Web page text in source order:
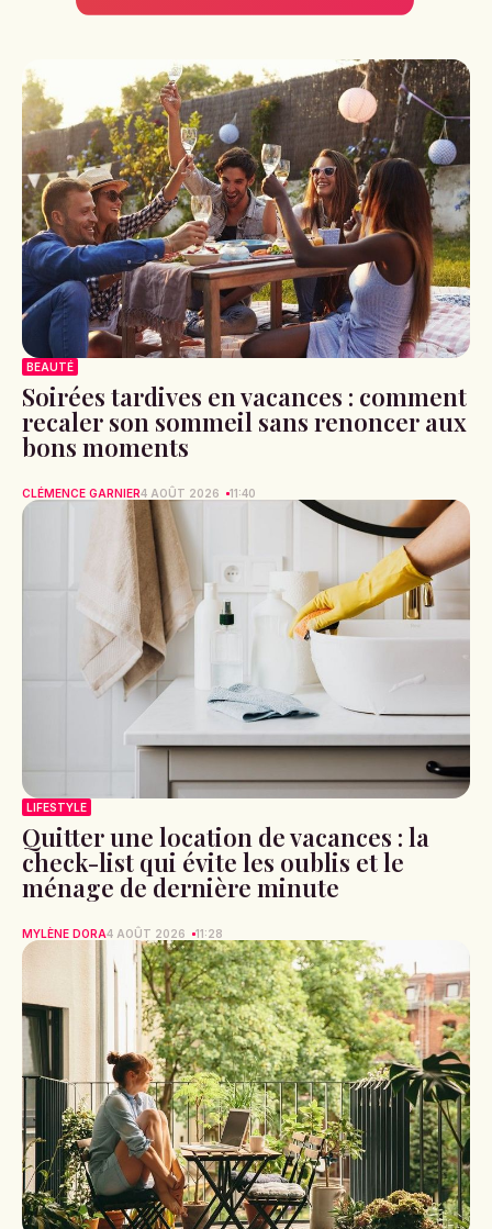
BEAUTÉ
Soirées tardives en vacances : comment
recaler son sommeil sans renoncer aux
bons moments
CLÉMENCE GARNIER4 AOÛT 2026 11:40
LIFESTYLE
Quitter une location de vacances : la
check-list qui évite les oublis et le
ménage de dernière minute
MYLÈNE DORA4 AOÛT 2026 11:28